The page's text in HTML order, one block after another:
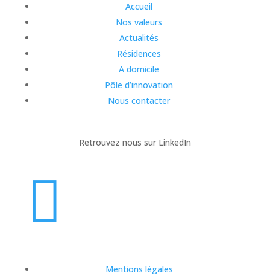
Accueil
Nos valeurs
Actualités
Résidences
A domicile
Pôle d’innovation
Nous contacter
Retrouvez nous sur LinkedIn

Mentions légales